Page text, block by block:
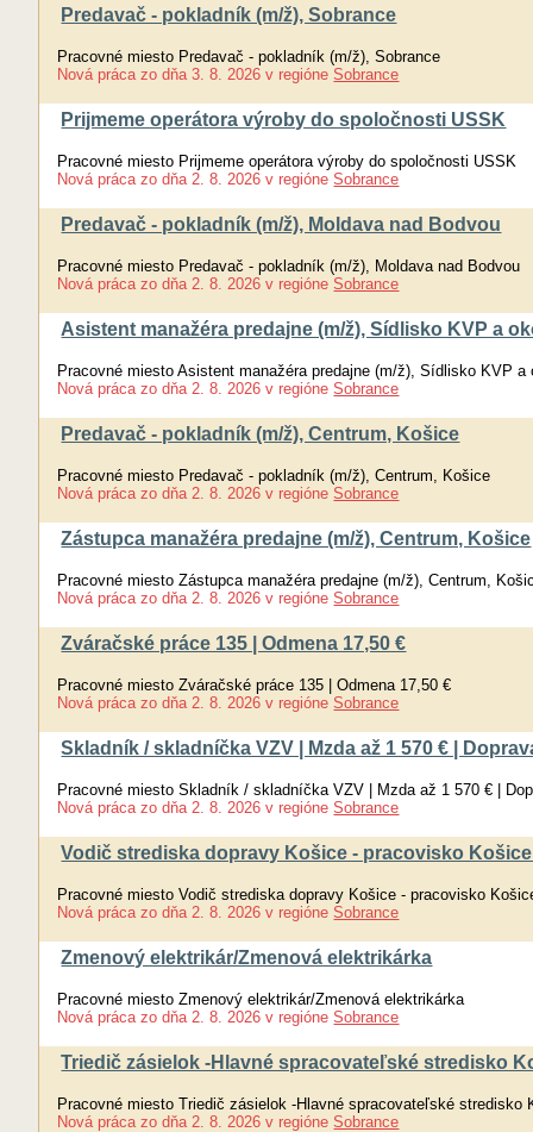
Predavač - pokladník (m/ž), Sobrance
Pracovné miesto Predavač - pokladník (m/ž), Sobrance
Nová práca zo dňa 3. 8. 2026 v regióne Sobrance
Prijmeme operátora výroby do spoločnosti USSK
Pracovné miesto Prijmeme operátora výroby do spoločnosti USSK
Nová práca zo dňa 2. 8. 2026 v regióne Sobrance
Predavač - pokladník (m/ž), Moldava nad Bodvou
Pracovné miesto Predavač - pokladník (m/ž), Moldava nad Bodvou
Nová práca zo dňa 2. 8. 2026 v regióne Sobrance
Asistent manažéra predajne (m/ž), Sídlisko KVP a
Pracovné miesto Asistent manažéra predajne (m/ž), Sídlisko KVP a
Nová práca zo dňa 2. 8. 2026 v regióne Sobrance
Predavač - pokladník (m/ž), Centrum, Košice
Pracovné miesto Predavač - pokladník (m/ž), Centrum, Košice
Nová práca zo dňa 2. 8. 2026 v regióne Sobrance
Zástupca manažéra predajne (m/ž), Centrum, Košice
Pracovné miesto Zástupca manažéra predajne (m/ž), Centrum,
Nová práca zo dňa 2. 8. 2026 v regióne Sobrance
Zváračské práce 135 | Odmena 17,50 €
Pracovné miesto Zváračské práce 135 | Odmena 17,50 €
Nová práca zo dňa 2. 8. 2026 v regióne Sobrance
Skladník / skladníčka VZV | Mzda až 1 570 € |
Pracovné miesto Skladník / skladníčka VZV | Mzda až 1 570 € |
Nová práca zo dňa 2. 8. 2026 v regióne Sobrance
Vodič strediska dopravy Košice - pracovisko
Pracovné miesto Vodič strediska dopravy Košice - pracovisko
Nová práca zo dňa 2. 8. 2026 v regióne Sobrance
Zmenový elektrikár/Zmenová elektrikárka
Pracovné miesto Zmenový elektrikár/Zmenová elektrikárka
Nová práca zo dňa 2. 8. 2026 v regióne Sobrance
Triedič zásielok -Hlavné spracovateľské stredisko
Pracovné miesto Triedič zásielok -Hlavné spracovateľské stredisko
Nová práca zo dňa 2. 8. 2026 v regióne Sobrance